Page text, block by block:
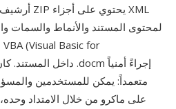
لمحتوى المستند والأنماط والسمات
متعمداً: يمكن للمستخدمين
على ماكرو من خلال الامتداد